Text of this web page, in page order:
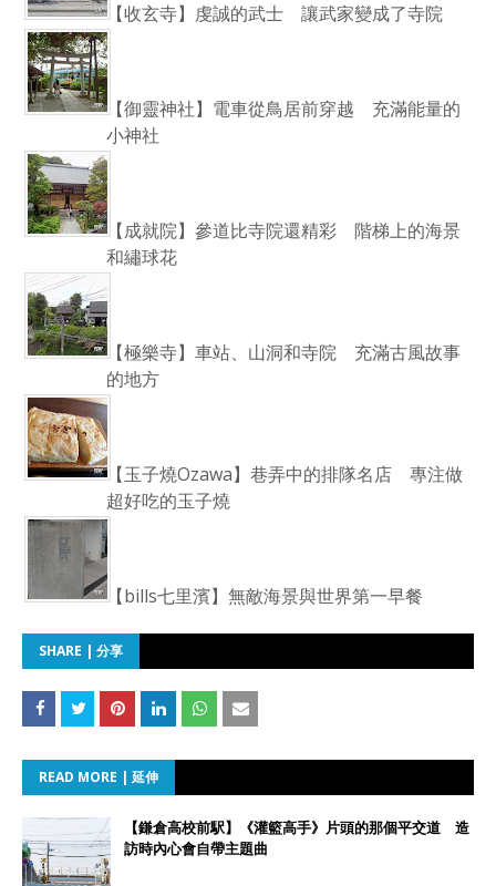
【收玄寺】虔誠的武士 讓武家變成了寺院
【御靈神社】電車從鳥居前穿越 充滿能量的
小神社
【成就院】參道比寺院還精彩 階梯上的海景
和繡球花
【極樂寺】車站、山洞和寺院 充滿古風故事
的地方
【玉子燒Ozawa】巷弄中的排隊名店 專注做
超好吃的玉子燒
【bills七里濱】無敵海景與世界第一早餐
SHARE | 分享
READ MORE | 延伸
【鎌倉高校前駅】《灌籃高手》片頭的那個平交道 造
訪時內心會自帶主題曲